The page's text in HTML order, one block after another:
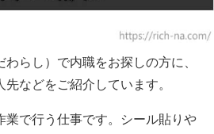
らし）で内職をお探しの方に、
などをご紹介しています。
業で行う仕事です。シール貼りや